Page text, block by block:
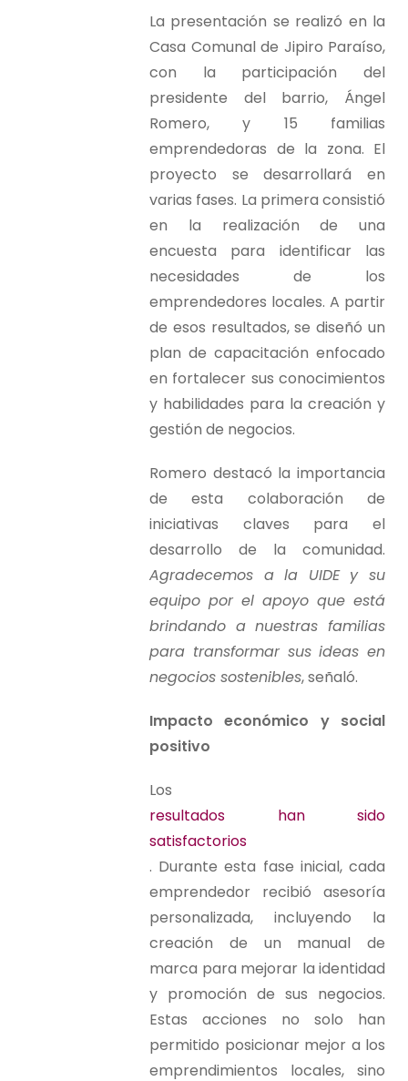
La presentación se realizó en la
Casa Comunal de Jipiro Paraíso,
con la participación del
presidente del barrio, Ángel
Romero, y 15 familias
emprendedoras de la zona. El
proyecto se desarrollará en
varias fases. La primera consistió
en la realización de una
encuesta para identificar las
necesidades de los
emprendedores locales. A partir
de esos resultados, se diseñó un
plan de capacitación enfocado
en fortalecer sus conocimientos
y habilidades para la creación y
gestión de negocios.
Romero destacó la importancia
de esta colaboración de
iniciativas claves para el
desarrollo de la comunidad.
Agradecemos a la UIDE y su
equipo por el apoyo que está
brindando a nuestras familias
para transformar sus ideas en
negocios sostenibles, señaló.
Impacto económico y social
positivo
Los
resultados han sido
satisfactorios
. Durante esta fase inicial, cada
emprendedor recibió asesoría
personalizada, incluyendo la
creación de un manual de
marca para mejorar la identidad
y promoción de sus negocios.
Estas acciones no solo han
permitido posicionar mejor a los
emprendimientos locales, sino